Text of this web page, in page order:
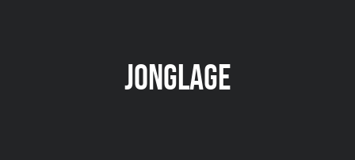
JONGLAGE